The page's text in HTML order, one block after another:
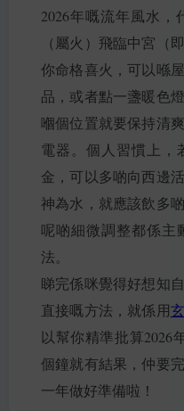
2026年嘅流年風水，
（屬火）飛臨中宮（
你命格喜火，可以喺
品，或者點一盞暖色
嗰個位置就要保持清
電器。個人習慣上，
金，可以多啲向西邊
神為水，就應該飲多
呢啲細微調整都係主
法。
睇完係咪覺得好想知
直接嘅方法，就係用
以幫你精準批算2026
個鐘就有結果，仲要
一年做好準備啦！